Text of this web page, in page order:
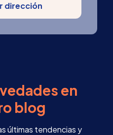
dirección
en
blog
últimas tendencias y